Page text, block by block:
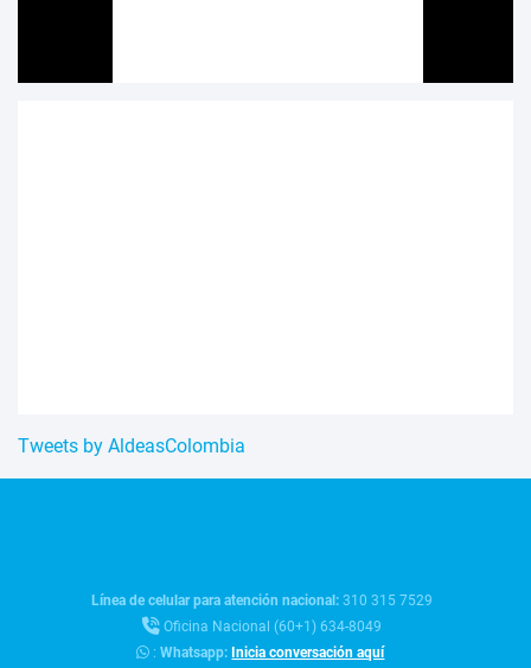
Tweets by AldeasColombia
Línea de celular para atención nacional:310 315 7529
Oficina Nacional (60+1) 634-8049
:Whatsapp:Inicia conversación aquí